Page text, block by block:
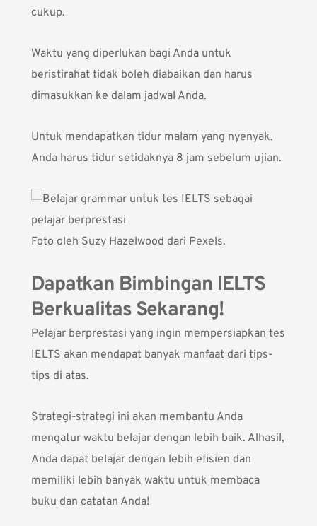
cukup.
Waktu yang diperlukan bagi Anda untuk
beristirahat tidak boleh diabaikan dan harus
dimasukkan ke dalam jadwal Anda.
Untuk mendapatkan tidur malam yang nyenyak,
Anda harus tidur setidaknya 8 jam sebelum ujian.
Foto oleh Suzy Hazelwood dari Pexels.
Dapatkan Bimbingan IELTS
Berkualitas Sekarang!
Pelajar berprestasi yang ingin mempersiapkan tes
IELTS akan mendapat banyak manfaat dari tips-
tips di atas.
Strategi-strategi ini akan membantu Anda
mengatur waktu belajar dengan lebih baik. Alhasil,
Anda dapat belajar dengan lebih efisien dan
memiliki lebih banyak waktu untuk membaca
buku dan catatan Anda!